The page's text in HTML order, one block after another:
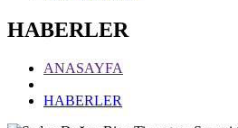
HABERLER
ANASAYFA
HABERLER